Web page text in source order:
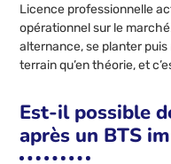
Licence professionnelle
opérationnel sur le
alternance, se planter
terrain qu’en théorie, et
Est-il possible
après un BTS